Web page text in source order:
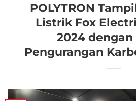
POLYTRON
Listrik Fox
2024 dengan
Pengurangan